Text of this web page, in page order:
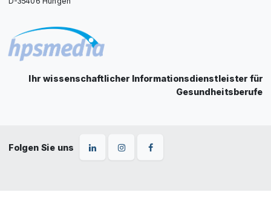
Ihr wissenschaftlicher Informationsdienstleister für
Gesundheitsberufe
Folgen Sie uns